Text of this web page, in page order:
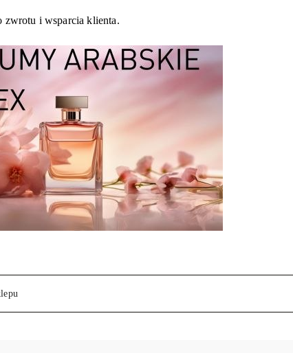
zwrotu i wsparcia klienta.